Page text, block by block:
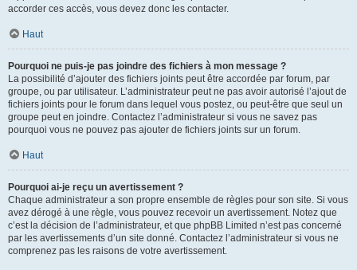
accorder ces accès, vous devez donc les contacter.
Haut
Pourquoi ne puis-je pas joindre des fichiers à mon message ?
La possibilité d’ajouter des fichiers joints peut être accordée par forum, par
groupe, ou par utilisateur. L’administrateur peut ne pas avoir autorisé l’ajout de
fichiers joints pour le forum dans lequel vous postez, ou peut-être que seul un
groupe peut en joindre. Contactez l’administrateur si vous ne savez pas
pourquoi vous ne pouvez pas ajouter de fichiers joints sur un forum.
Haut
Pourquoi ai-je reçu un avertissement ?
Chaque administrateur a son propre ensemble de règles pour son site. Si vous
avez dérogé à une règle, vous pouvez recevoir un avertissement. Notez que
c’est la décision de l’administrateur, et que phpBB Limited n’est pas concerné
par les avertissements d’un site donné. Contactez l’administrateur si vous ne
comprenez pas les raisons de votre avertissement.